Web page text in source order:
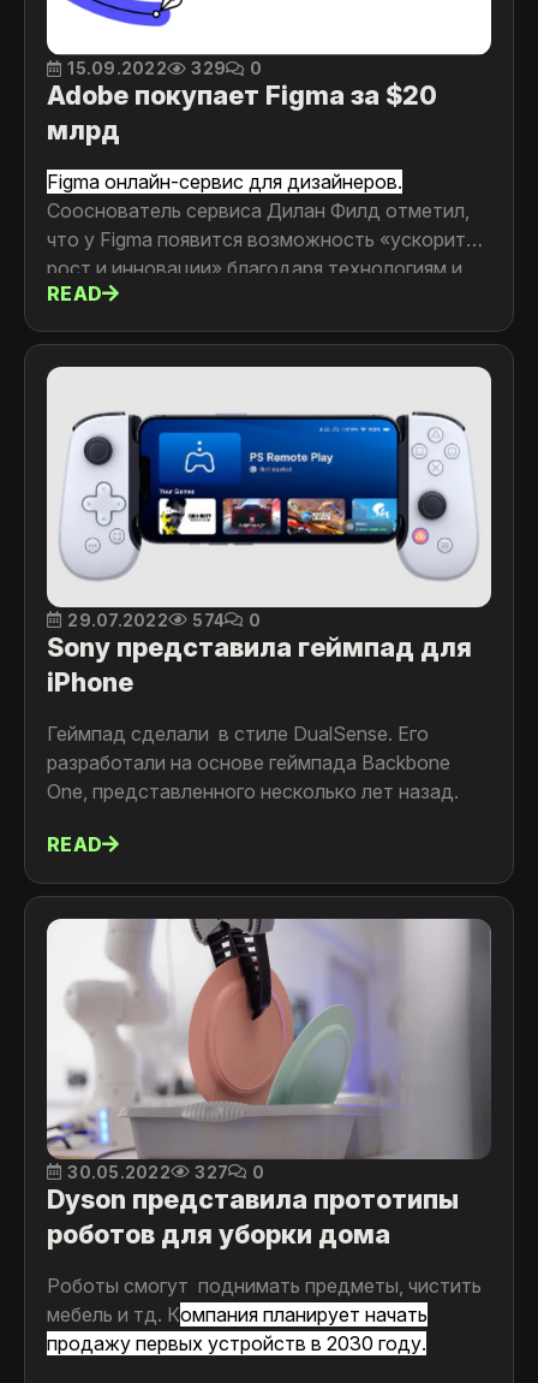
15.09.2022 329 0
Adobe покупает Figma за $20
млрд
Figma онлайн-сервис для дизайнеров.
Сооснователь сервиса Дилан Филд отметил,
что у Figma появится возможность «ускорить
рост и инновации» благодаря технологиям и
экспертизе Adobe. При этом Adobe выступает
за автономную работу Figma, и Филд
планирует продолжить управлять ей, как и
прежде.
READ
29.07.2022 574 0
Sony представила геймпад для
iPhone
Геймпад сделали в стиле DualSense. Его
разработали на основе геймпада Backbone
One, представленного несколько лет назад.
READ
30.05.2022 327 0
Dyson представила прототипы
роботов для уборки дома
Роботы cмогут поднимать предметы, чистить
мебель и тд. Компания планирует начать
продажу первых устройств в 2030 году.